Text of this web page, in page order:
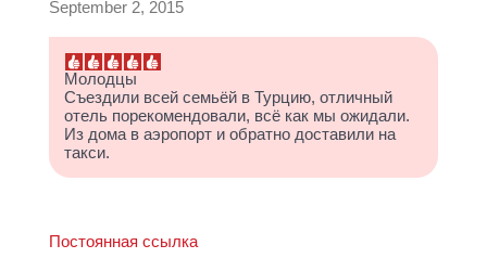
September 2, 2015
Молодцы
Съездили всей семьёй в Турцию, отличный
отель порекомендовали, всё как мы ожидали.
Из дома в аэропорт и обратно доставили на
такси.
Постоянная ссылка